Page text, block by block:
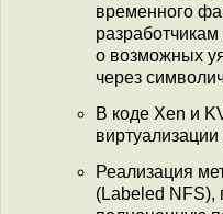
временного
о возможных
через
В коде Xen и
Реализация
(Labeled NFS),